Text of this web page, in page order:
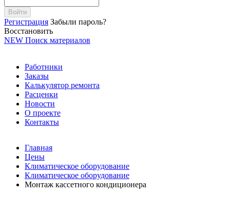
Войти
Регистрация Забыли пароль?
Восстановить
NEW Поиск материалов
Работники
Заказы
Калькулятор ремонта
Расценки
Новости
О проекте
Контакты
Главная
Цены
Климатическое оборудование
Климатическое оборудование
Монтаж кассетного кондиционера